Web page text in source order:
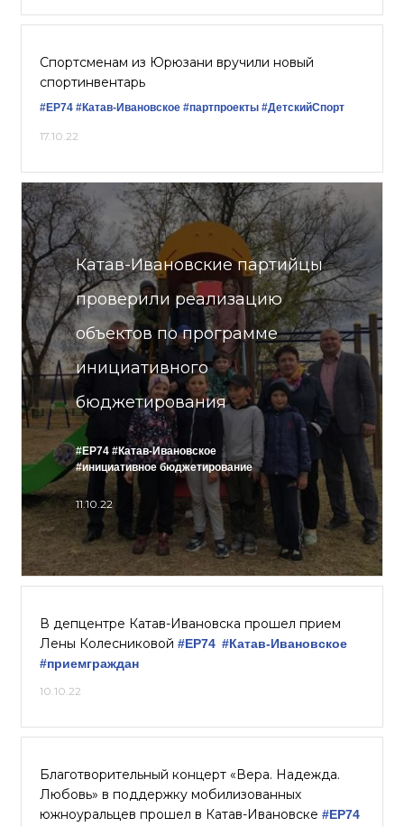
Спортсменам из Юрюзани вручили новый
спортинвентарь
#ЕР74 #Катав-Ивановское #партпроекты #ДетскийСпорт
17.10.22
Катав-Ивановские партийцы
проверили реализацию
объектов по программе
инициативного
бюджетирования
#ЕР74 #Катав-Ивановское
#инициативное бюджетирование
11.10.22
В депцентре Катав-Ивановска прошел прием
Лены Колесниковой #ЕР74 #Катав-Ивановское
#приемграждан
10.10.22
Благотворительный концерт «Вера. Надежда.
Любовь» в поддержку мобилизованных
южноуральцев прошел в Катав-Ивановске #ЕР74